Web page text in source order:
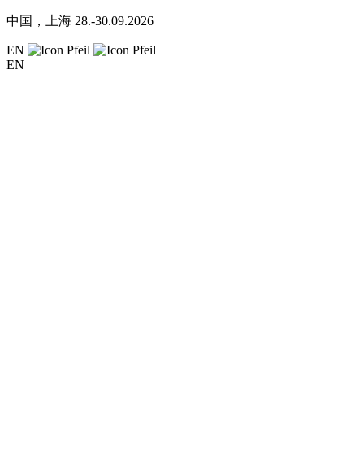
中国，上海 28.-30.09.2026
EN
EN